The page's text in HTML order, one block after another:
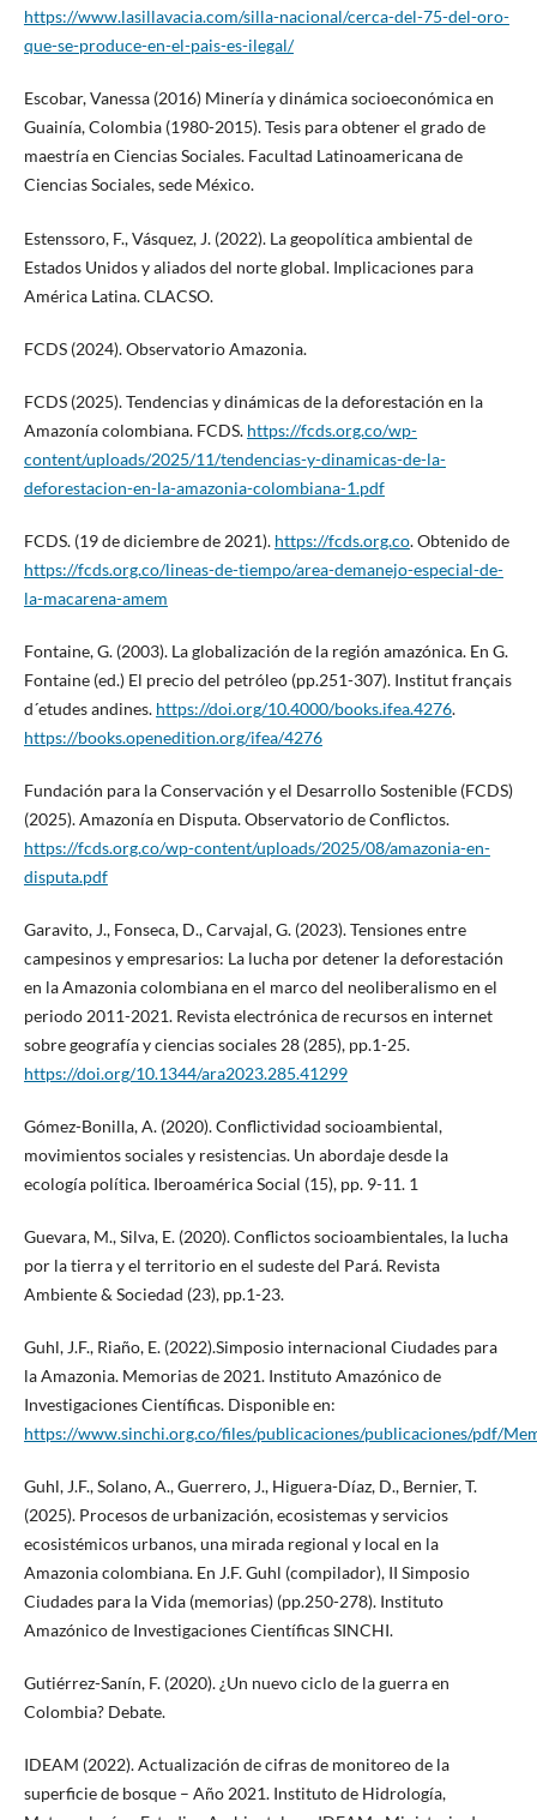
https://www.lasillavacia.com/silla-nacional/cerca-del-75-del-oro-
que-se-produce-en-el-pais-es-ilegal/
Escobar, Vanessa (2016) Minería y dinámica socioeconómica en
Guainía, Colombia (1980-2015). Tesis para obtener el grado de
maestría en Ciencias Sociales. Facultad Latinoamericana de
Ciencias Sociales, sede México.
Estenssoro, F., Vásquez, J. (2022). La geopolítica ambiental de
Estados Unidos y aliados del norte global. Implicaciones para
América Latina. CLACSO.
FCDS (2024). Observatorio Amazonia.
FCDS (2025). Tendencias y dinámicas de la deforestación en la
Amazonía colombiana. FCDS. https://fcds.org.co/wp-
content/uploads/2025/11/tendencias-y-dinamicas-de-la-
deforestacion-en-la-amazonia-colombiana-1.pdf
FCDS. (19 de diciembre de 2021). https://fcds.org.co. Obtenido de
https://fcds.org.co/lineas-de-tiempo/area-demanejo-especial-de-
la-macarena-amem
Fontaine, G. (2003). La globalización de la región amazónica. En G.
Fontaine (ed.) El precio del petróleo (pp.251-307). Institut français
d´etudes andines. https://doi.org/10.4000/books.ifea.4276.
https://books.openedition.org/ifea/4276
Fundación para la Conservación y el Desarrollo Sostenible (FCDS)
(2025). Amazonía en Disputa. Observatorio de Conflictos.
https://fcds.org.co/wp-content/uploads/2025/08/amazonia-en-
disputa.pdf
Garavito, J., Fonseca, D., Carvajal, G. (2023). Tensiones entre
campesinos y empresarios: La lucha por detener la deforestación
en la Amazonia colombiana en el marco del neoliberalismo en el
periodo 2011-2021. Revista electrónica de recursos en internet
sobre geografía y ciencias sociales 28 (285), pp.1-25.
https://doi.org/10.1344/ara2023.285.41299
Gómez-Bonilla, A. (2020). Conflictividad socioambiental,
movimientos sociales y resistencias. Un abordaje desde la
ecología política. Iberoamérica Social (15), pp. 9-11. 1
Guevara, M., Silva, E. (2020). Conflictos socioambientales, la lucha
por la tierra y el territorio en el sudeste del Pará. Revista
Ambiente & Sociedad (23), pp.1-23.
Guhl, J.F., Riaño, E. (2022).Simposio internacional Ciudades para
la Amazonia. Memorias de 2021. Instituto Amazónico de
Investigaciones Científicas. Disponible en:
https://www.sinchi.org.co/files/publicaciones/publicaciones/pdf/
Guhl, J.F., Solano, A., Guerrero, J., Higuera-Díaz, D., Bernier, T.
(2025). Procesos de urbanización, ecosistemas y servicios
ecosistémicos urbanos, una mirada regional y local en la
Amazonia colombiana. En J.F. Guhl (compilador), II Simposio
Ciudades para la Vida (memorias) (pp.250-278). Instituto
Amazónico de Investigaciones Científicas SINCHI.
Gutiérrez-Sanín, F. (2020). ¿Un nuevo ciclo de la guerra en
Colombia? Debate.
IDEAM (2022). Actualización de cifras de monitoreo de la
superficie de bosque – Año 2021. Instituto de Hidrología,